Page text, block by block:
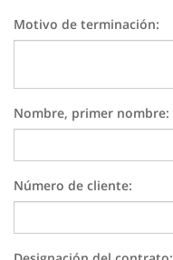
Motivo de terminación:
Nombre, primer nombre:
Número de cliente: